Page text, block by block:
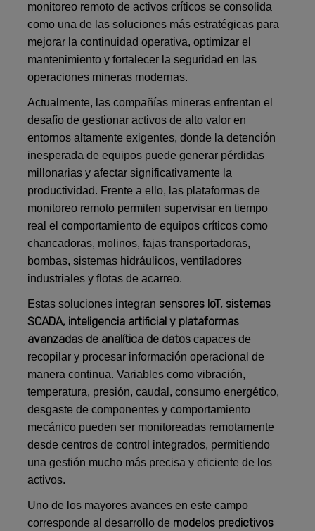
monitoreo remoto de activos críticos se consolida
como una de las soluciones más estratégicas para
mejorar la continuidad operativa, optimizar el
mantenimiento y fortalecer la seguridad en las
operaciones mineras modernas.
Actualmente, las compañías mineras enfrentan el
desafío de gestionar activos de alto valor en
entornos altamente exigentes, donde la detención
inesperada de equipos puede generar pérdidas
millonarias y afectar significativamente la
productividad. Frente a ello, las plataformas de
monitoreo remoto permiten supervisar en tiempo
real el comportamiento de equipos críticos como
chancadoras, molinos, fajas transportadoras,
bombas, sistemas hidráulicos, ventiladores
industriales y flotas de acarreo.
Estas soluciones integran sensores IoT, sistemas
SCADA, inteligencia artificial y plataformas
avanzadas de analítica de datos capaces de
recopilar y procesar información operacional de
manera continua. Variables como vibración,
temperatura, presión, caudal, consumo energético,
desgaste de componentes y comportamiento
mecánico pueden ser monitoreadas remotamente
desde centros de control integrados, permitiendo
una gestión mucho más precisa y eficiente de los
activos.
Uno de los mayores avances en este campo
corresponde al desarrollo de modelos predictivos